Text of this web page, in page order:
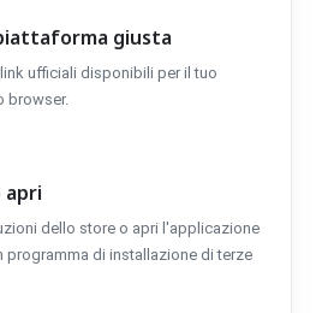
giusta
ufficiali disponibili per il tuo
browser.
apri
dello store o apri l'applicazione
programma di installazione di terze